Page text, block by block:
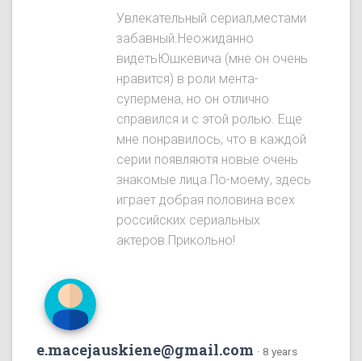
Увлекательный сериал,местами
забавный.Неожиданно
видетьЮшкевича (мне он очень
нравится) в роли мента-
супермена, но он отлично
справился и с этой ролью. Еще
мне понравилось, что в каждой
серии появляютя новые очень
знакомые лица.По-моему, здесь
играет добрая половина всех
российских сериальных
актеров.Прикольно!
e.macejauskiene@gmail.com · 8 years